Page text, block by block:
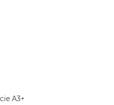
A3+